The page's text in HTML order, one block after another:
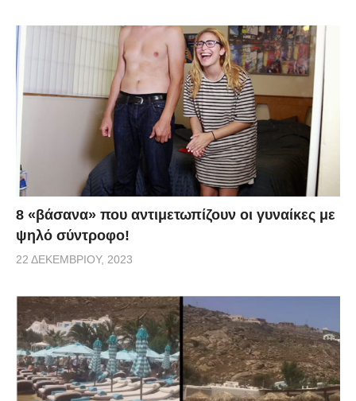
8 «βάσανα» που αντιμετωπίζουν οι γυναίκες με
ψηλό σύντροφο!
22 ΔΕΚΕΜΒΡΊΟΥ, 2023